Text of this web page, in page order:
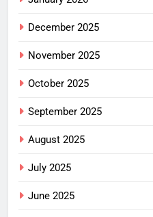
December 2025
November 2025
October 2025
September 2025
August 2025
July 2025
June 2025